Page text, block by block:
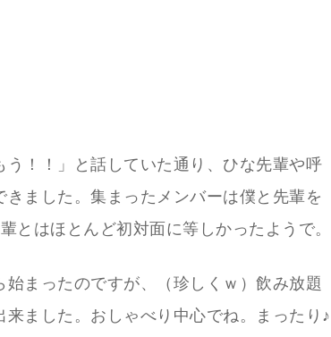
！！」と話していた通り、ひな先輩や呼
ました。集まったメンバーは僕と先輩を
とはほとんど初対面に等しかったようで。
まったのですが、（珍しくｗ）飲み放題
ました。おしゃべり中心でね。まったり♪